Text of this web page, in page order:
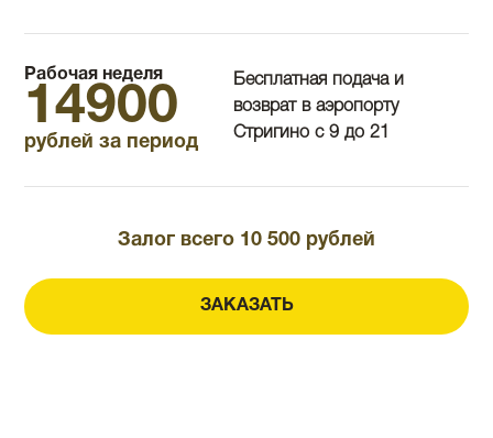
Рабочая неделя
14900
рублей за период
Бесплатная подача и
возврат в аэропорту
Стригино с 9 до 21
Залог всего 10 500 рублей
ЗАКАЗАТЬ